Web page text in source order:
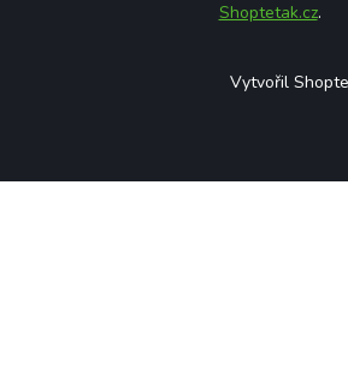
Shoptetak.cz.
Vytvořil